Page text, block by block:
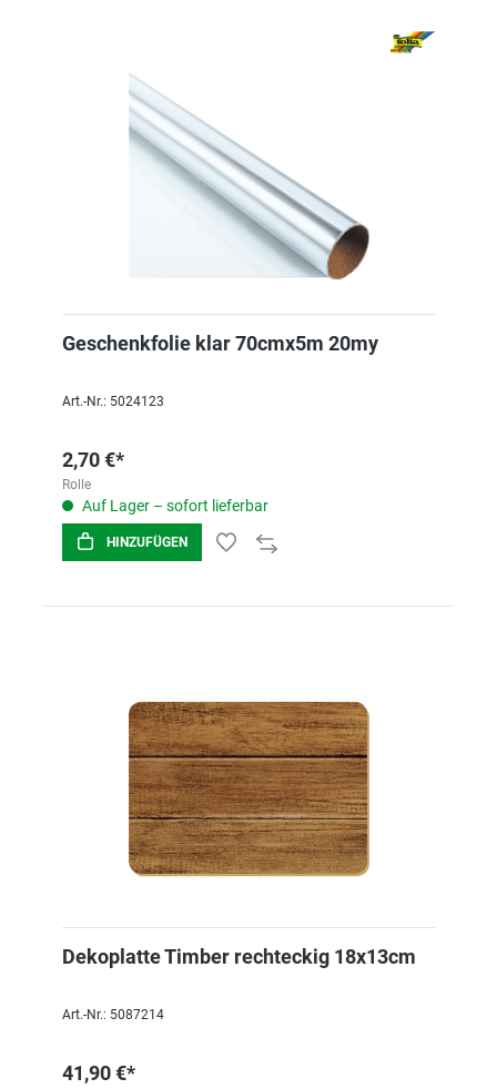
Geschenkfolie klar 70cmx5m 20my
Art.-Nr.: 5024123
2,70 €*
Rolle
Auf Lager – sofort lieferbar
HINZUFÜGEN
Dekoplatte Timber rechteckig 18x13cm
Art.-Nr.: 5087214
41,90 €*